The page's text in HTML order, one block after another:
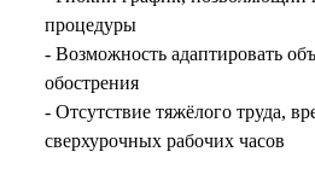
процедуры
- Возможность адаптировать
обострения
- Отсутствие тяжёлого труда,
сверхурочных рабочих часов